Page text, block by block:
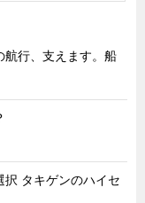
航行、支えます。船
択 タキゲンのハイセ